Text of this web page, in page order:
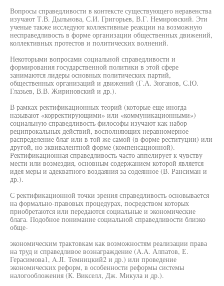
Вопросы справедливости в контексте существующего неравенства
изучают Т.В. Дыльнова, С.И. Григорьев, В.Г. Немировский. Эти
ученые также исследуют коллективные реакции на возможную
несправедливость в форме организации общественных движений,
коллективных протестов и политических волнений.
Некоторыми вопросами социальной справедливости и
формирования государственной политики в этой сфере
занимаются лидеры основных политических партий,
общественных организаций и движений (Г.А. Зюганов, С.Ю.
Глазьев, В.В. Жириновский и др.).
В рамках ректификационных теорий (которые еще иногда
называют «корректирующими» или «коммуникационными»)
социальную справедливость философы изучают как набор
реципрокальных действий, восполняющих неравномерное
распределение благ или в той же самой (в форме реституции) или
другой, но эквивалентной форме (компенсационной).
Ректификационная справедливость часто аппелирует к чувству
мести или возмездия, основным содержанием которой является
идея меры и адекватного воздаяния за содеянное (В. Рансиман и
др.).
С ректификационной точки зрения справедливость основывается
на формально-правовых процедурах, посредством которых
приобретаются или передаются социальные и экономические
блага. Подобное понимание социальной справедливости близко
обще-
экономическим трактовкам как возможностям реализации права
на труд и справедливое вознаграждение (A.A. Алпатов, Е.
Герасимова1, A.JI. Темницкий2 и др.) или проведение
экономических реформ, в особенности реформы системы
налогообложения (К. Викселл, Дж. Микула и др.).